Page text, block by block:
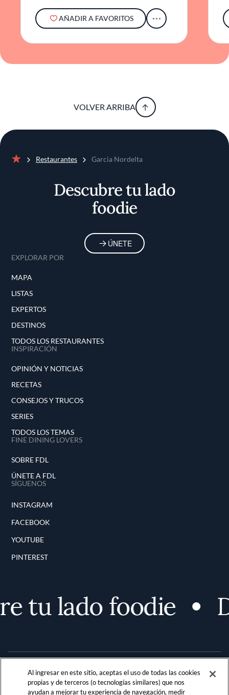
AÑADIR A FAVORITOS
VOLVER ARRIBA
Restaurantes Garcia Nordelta
Descubre tu lado
foodie
ÚNETE
EXPLORAR POR
MAPA
LISTAS
EXPERTOS
DESTINOS
TODOS LOS RESTAURANTES
INSPIRACIÓN
OPINIÓN Y NOTICIAS
RECETAS
CONSEJOS Y TRUCOS
SERIES
TODOS LOS TEMAS
FINE DINING LOVERS
SOBRE FDL
ÚNETE A FDL
SÍGUENOS
INSTAGRAM
FACEBOOK
YOUTUBE
PINTEREST
tu lado foodie
Al ingresar en este sitio, aceptas el uso de todas las cookies
propias y de terceros (o tecnologías similares) que nos
ayudan a mejorar tu experiencia de navegación, medir